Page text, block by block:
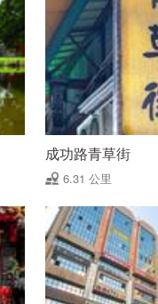
成功路青草街
6.31 公里